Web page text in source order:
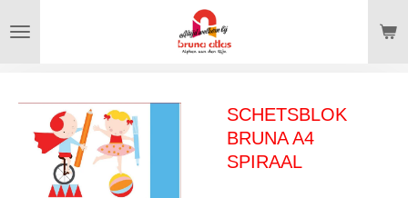
direct
hoofdinhoud
SCHETSBLOK
BRUNA A4
SPIRAAL